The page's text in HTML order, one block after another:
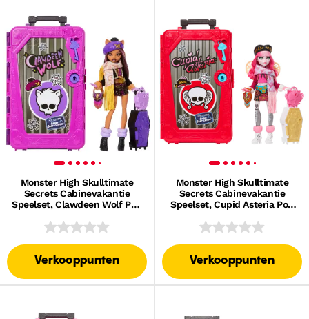
Monster High Skulltimate
Secrets Cabinevakantie
Speelset, Clawdeen Wolf Pop
Verkooppunten
Monster High Skulltimate
Secrets Cabinevakantie
Speelset, Cupid Asteria Pop
Verkooppunten